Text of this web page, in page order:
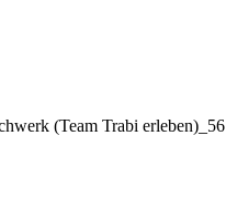
(Team Trabi erleben)_56